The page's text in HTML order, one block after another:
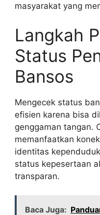
masyarakat yang
Langkah
Status
Bansos
Mengecek status
efisien karena bisa
genggaman tangan.
memanfaatkan
identitas
status kepesertaan
transparan.
Baca Juga: